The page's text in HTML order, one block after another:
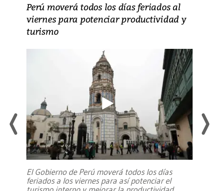
Perú moverá todos los días feriados al
viernes para potenciar productividad y
turismo
El Gobierno de Perú moverá todos los días
feriados a los viernes para así potenciar el